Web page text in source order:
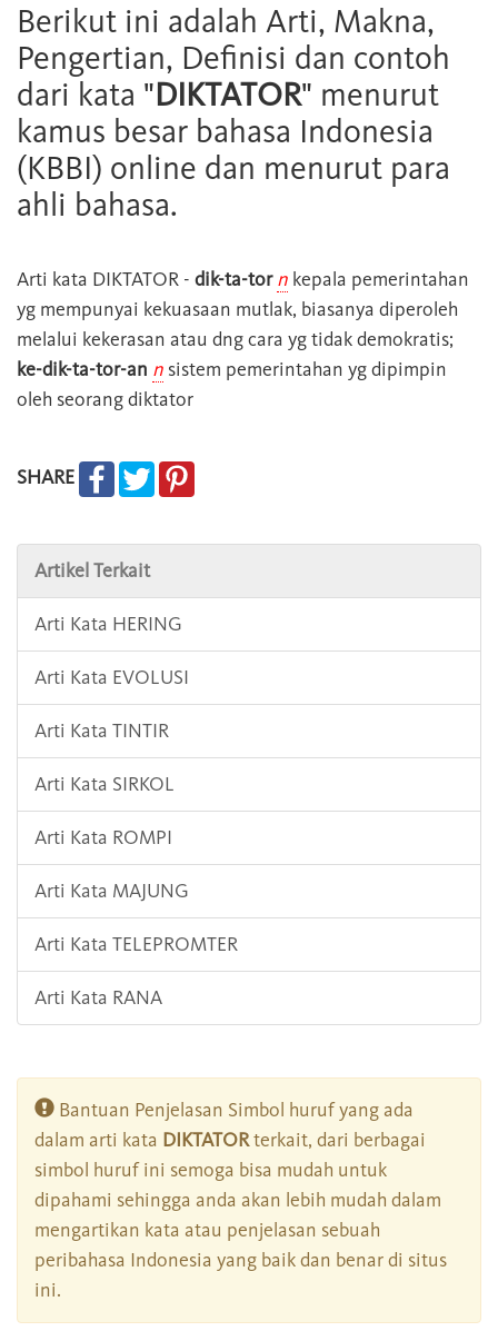
Berikut ini adalah Arti, Makna,
Pengertian, Definisi dan contoh
dari kata "DIKTATOR" menurut
kamus besar bahasa Indonesia
(KBBI) online dan menurut para
ahli bahasa.
Arti kata DIKTATOR - dik-ta-tor n kepala pemerintahan
yg mempunyai kekuasaan mutlak, biasanya diperoleh
melalui kekerasan atau dng cara yg tidak demokratis;
ke-dik-ta-tor-an n sistem pemerintahan yg dipimpin
oleh seorang diktator
SHARE
Artikel Terkait
Arti Kata HERING
Arti Kata EVOLUSI
Arti Kata TINTIR
Arti Kata SIRKOL
Arti Kata ROMPI
Arti Kata MAJUNG
Arti Kata TELEPROMTER
Arti Kata RANA
Bantuan Penjelasan Simbol huruf yang ada
dalam arti kata DIKTATORterkait, dari berbagai
simbol huruf ini semoga bisa mudah untuk
dipahami sehingga anda akan lebih mudah dalam
mengartikan kata atau penjelasan sebuah
peribahasa Indonesia yang baik dan benar di situs
ini.